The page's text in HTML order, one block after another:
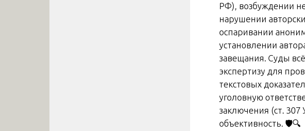
РФ), возбуждении
нарушении
оспаривании
установлении
завещания. Суды
экспертизу для
текстовых
уголовную
заключения (ст. 307
объективность. 🛡️🔍